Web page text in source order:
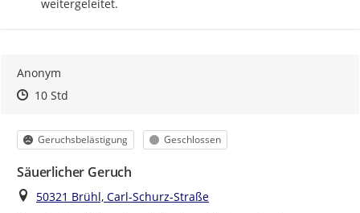
weitergeleitet.
Anonym
Zeitpunkt des Erstellens
Zeitpunkt des Erstellens
10 StdZur Äußerung
Kategorie
Geruchsbelästigung Status
Geschlossen
Säuerlicher Geruch
Ort
50321 Brühl, Carl-Schurz-Straße